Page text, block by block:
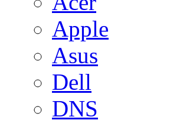
Apple
Asus
Dell
DNS